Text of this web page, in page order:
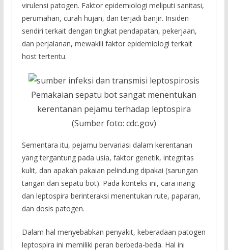
virulensi patogen. Faktor epidemiologi meliputi sanitasi,
perumahan, curah hujan, dan terjadi banjir. Insiden
sendiri terkait dengan tingkat pendapatan, pekerjaan,
dan perjalanan, mewakili faktor epidemiologi terkait
host tertentu.
Pemakaian sepatu bot sangat menentukan
kerentanan pejamu terhadap leptospira
(Sumber foto: cdc.gov)
Sementara itu, pejamu bervariasi dalam kerentanan
yang tergantung pada usia, faktor genetik, integritas
kulit, dan apakah pakaian pelindung dipakai (sarungan
tangan dan sepatu bot). Pada konteks ini, cara inang
dan leptospira berinteraksi menentukan rute, paparan,
dan dosis patogen.
Dalam hal menyebabkan penyakit, keberadaan patogen
leptospira ini memiliki peran berbeda-beda. Hal ini